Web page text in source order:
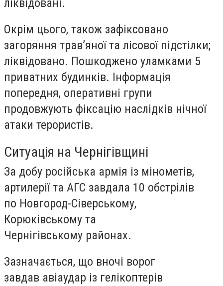
Окрім цього, також зафіксовано
загоряння трав’яної та лісової підстілки;
ліквідовано. Пошкоджено уламками 5
приватних будинків. Інформація
попередня, оперативні групи
продовжують фіксацію наслідків нічної
атаки терористів.
Ситуація на Чернігівщині
За добу російська армія із мінометів,
артилерії та АГС завдала 10 обстрілів
по Новгород-Сіверському,
Корюківському та
Чернігівському районах.
Зазначається, що вночі ворог
завдав авіаудар із гелікоптерів